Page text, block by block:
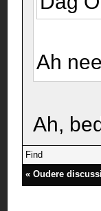
Ah
Ah,
Find
«Oudere